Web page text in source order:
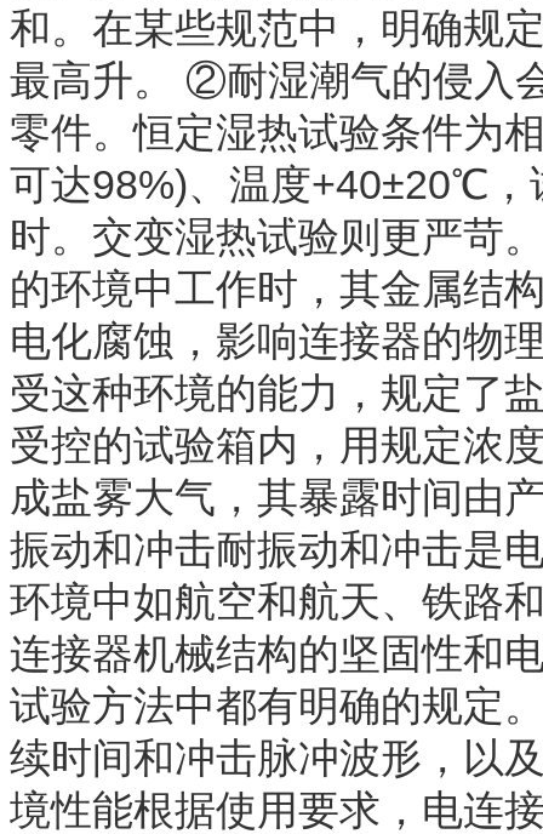
和。在某些规范中，明确规
最高升。 ②耐湿潮气的侵入
零件。恒定湿热试验条件为
可达98%)、温度+40±20℃，
时。交变湿热试验则更严苛
的环境中工作时，其金属结
电化腐蚀，影响连接器的物
受这种环境的能力，规定了
受控的试验箱内，用规定浓
成盐雾大气，其暴露时间由
振动和冲击耐振动和冲击是
环境中如航空和航天、铁路
连接器机械结构的坚固性和
试验方法中都有明确的规定
续时间和冲击脉冲波形，以
境性能根据使用要求，电连